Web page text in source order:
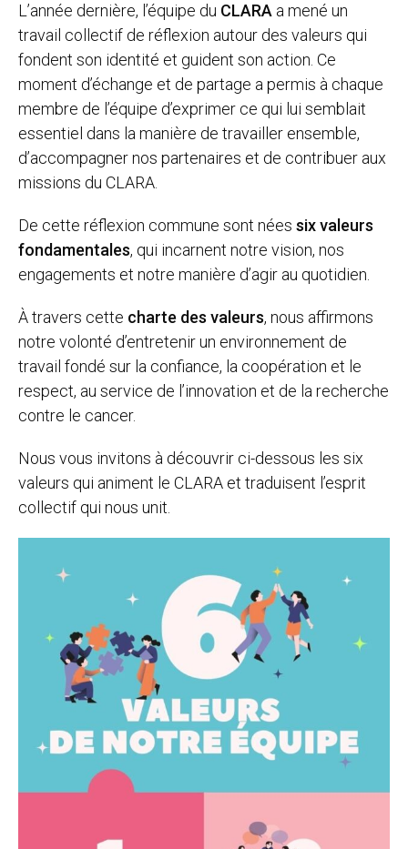
L’année dernière, l’équipe du CLARA a mené un
travail collectif de réflexion autour des valeurs qui
fondent son identité et guident son action. Ce
moment d’échange et de partage a permis à chaque
membre de l’équipe d’exprimer ce qui lui semblait
essentiel dans la manière de travailler ensemble,
d’accompagner nos partenaires et de contribuer aux
missions du CLARA.
De cette réflexion commune sont nées six valeurs
fondamentales, qui incarnent notre vision, nos
engagements et notre manière d’agir au quotidien.
À travers cette charte des valeurs, nous affirmons
notre volonté d’entretenir un environnement de
travail fondé sur la confiance, la coopération et le
respect, au service de l’innovation et de la recherche
contre le cancer.
Nous vous invitons à découvrir ci-dessous les six
valeurs qui animent le CLARA et traduisent l’esprit
collectif qui nous unit.